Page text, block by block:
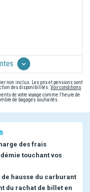
non inclus. Les prix et pensions sont
des disponibilités. Voir conditions
de votre voyage comme l'heure de
de bagages souhaités.
des frais
touchant vos
hausse du carburant
du rachat de billet en